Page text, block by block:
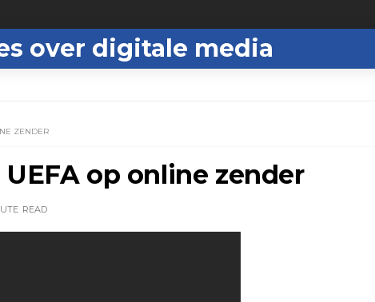
over digitale media
ZENDER
op online zender
READ